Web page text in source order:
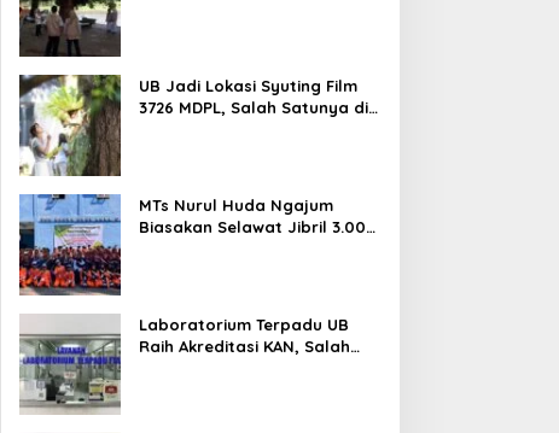
UB Jadi Lokasi Syuting Film
3726 MDPL, Salah Satunya di
MTs Nurul Huda Ngajum
Biasakan Selawat Jibril 3.000
Laboratorium Terpadu UB
Raih Akreditasi KAN, Salah